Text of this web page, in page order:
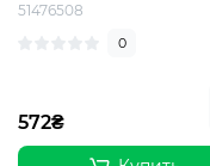
51476508
0
572₴